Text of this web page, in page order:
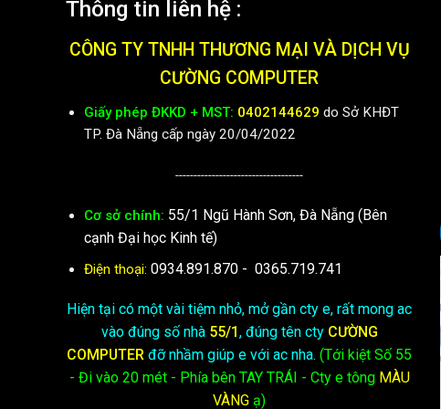
Thông tin liên hệ :
CÔNG TY TNHH THƯƠNG MẠI VÀ DỊCH VỤ
CƯỜNG COMPUTER
Giấy phép ĐKKD + MST: 0402144629 do Sở KHĐT
TP. Đà Nẵng cấp ngày 20/04/2022
-----------------------------------
Cơ sở chính: 55/1 Ngũ Hành Sơn, Đà Nẵng (Bên
cạnh Đại học Kinh tế)
Điện thoại: 0934.891.870 - 0365.719.741
Hiện tại có một vài tiệm nhỏ, mở gần cty e, rất mong ac
vào đúng số nhà 55/1 , đúng tên cty CƯỜNG
COMPUTER đỡ nhầm giúp e với ac nha. (Tới kiệt Số 55
- Đi vào 20 mét - Phía bên TAY TRÁI - Cty e tôngMÀU
VÀNG ạ)